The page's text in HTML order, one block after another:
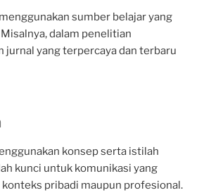
sumber belajar yang
dalam penelitian
jurnal yang terpercaya dan terbaru
konsep serta istilah
kunci untuk komunikasi yang
pribadi maupun profesional.